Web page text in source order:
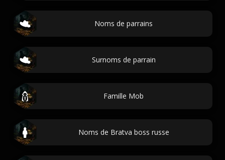
Noms de parrains
Surnoms de parrain
Famille Mob
Noms de Bratva boss russe